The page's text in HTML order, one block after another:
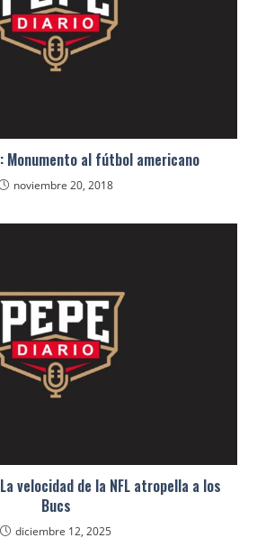
Monumento al fútbol americano
noviembre 20, 2018
velocidad de la NFL atropella a los
Bucs
diciembre 12, 2025